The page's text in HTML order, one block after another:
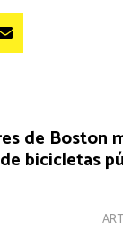
de Boston
bicicletas